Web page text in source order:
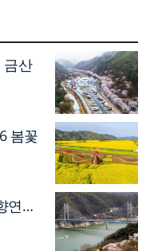
금산
봄꽃
연…